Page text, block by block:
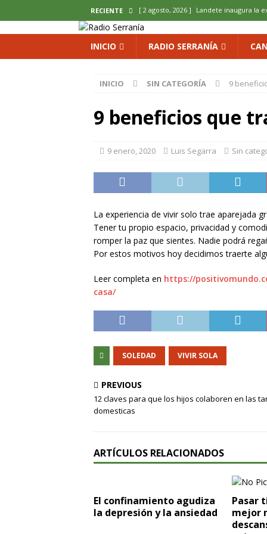
RECIENTE [ 2 agosto, 2026 ] Landete inaugura la
del Olvido
[ 2 agosto, 2026 ] La copla se sube al
[ 2 agosto, 2026 ] El calor pone en
[ 2 agosto, 2026 ] El REBI Cuenca
INICIO RADIO SERRANÍA
INICIO SIN CATEGORÍA 9
9 beneficios que
9 enero, 2020 Luis Segarra Sin
La experiencia de vivir solo trae aparejada
Tener tu propio espacio, privacidad y
romper la paz que sientes. Nadie podrá
Por estos motivos hoy decidimos traerte
Leer completa en https://
casa/
SOLEDAD VIVIR SOLA
PREVIOUS
12 claves para que los hijos colaboren en las
domesticas
ARTÍCULOS RELACIONADOS
El confinamiento agudiza
la depresión y la ansiedad
Pasar
mejor